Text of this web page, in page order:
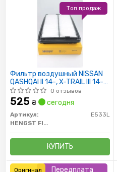
Фильтр воздушный NISSAN
QASHQAI II 14-, X-TRAIL III 14-
(пр-во HENGST)0 отзывов
525 ₴ сегодня
Артикул:
E533L
HENGST FILTER
КУПИТЬ
Топ продаж
Передплата
Оригинал